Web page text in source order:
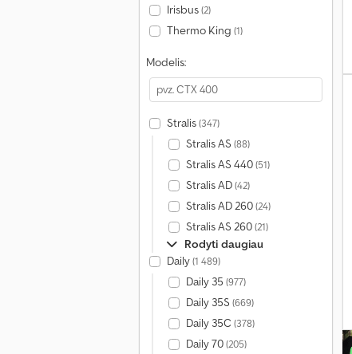
Irisbus(2)
Thermo King (1)
Modelis:
Stralis(347)
Stralis AS (88)
Stralis AS 440(51)
Stralis AD(42)
Stralis AD 260(24)
Stralis AS 260(21)
Rodyti daugiau
Daily(1 489)
Daily 35 (977)
Daily 35S (669)
Daily 35C (378)
Daily 70(205)